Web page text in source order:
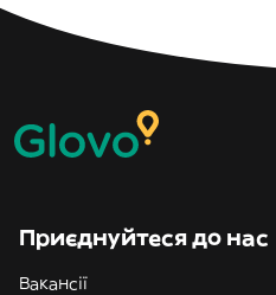
Приєднуйтеся до нас
Вакансії